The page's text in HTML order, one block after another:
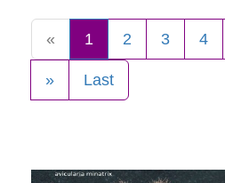
« 1 2 3 4
» Last